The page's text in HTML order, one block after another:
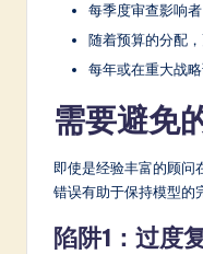
每季度审查影响者
随着预算的分配，
每年或在重大战
需要避免
即使是经验丰富的顾问
错误有助于保持模型的
陷阱1：过度